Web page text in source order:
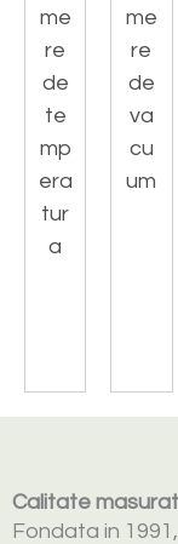
me
re
de
te
mp
era
tur
a
me
re
de
va
cu
um
Calitate
Fondata in